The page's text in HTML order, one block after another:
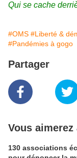
Qui se cache
#OMS #Liberté &
#Pandémies à gogo
Partager
Vous aimerez
130 associations